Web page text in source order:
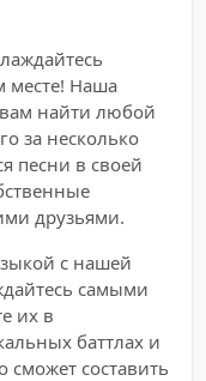
месте! Наша
вам найти любой
за несколько
песни в своей
друзьями.
с нашей
самыми
их в
баттлах и
сможет составить